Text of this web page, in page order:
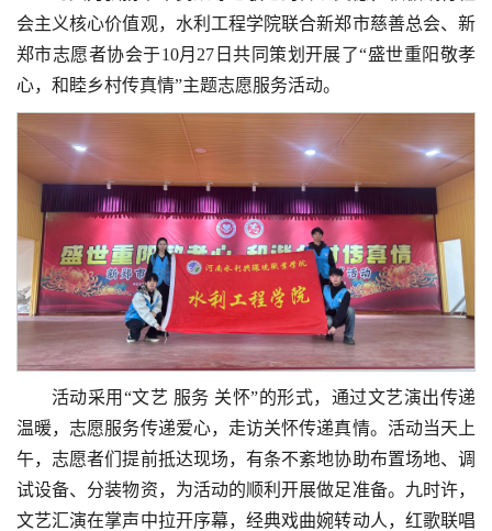
会主义核心价值观，水利工程学院联合新郑市慈善总会、新
郑市志愿者协会于10月27日共同策划开展了“盛世重阳敬孝
心，和睦乡村传真情”主题志愿服务活动。
活动采用“文艺 服务 关怀”的形式，通过文艺演出传递
温暖，志愿服务传递爱心，走访关怀传递真情。活动当天上
午，志愿者们提前抵达现场，有条不紊地协助布置场地、调
试设备、分装物资，为活动的顺利开展做足准备。九时许，
文艺汇演在掌声中拉开序幕，经典戏曲婉转动人，红歌联唱